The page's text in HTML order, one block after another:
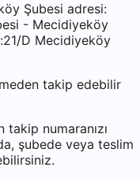
Şubesi adresi:
- Mecidiyeköy
D Mecidiyeköy
takip edebilir
numaranızı
şubede veya teslim